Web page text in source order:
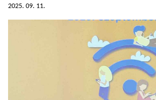
2025. 09. 11.